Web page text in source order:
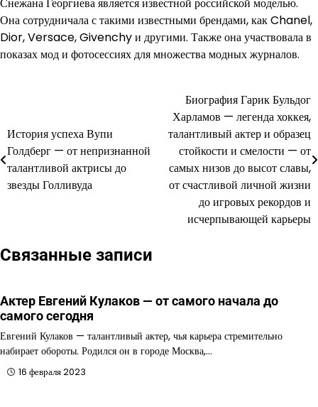
Снежана Георгиева является известной российской моделью.
Она сотрудничала с такими известными брендами, как Chanel,
Dior, Versace, Givenchy и другими. Также она участвовала в
показах мод и фотосессиях для множества модных журналов.
по
записям
История успеха Вупи
Голдберг — от непризнанной
талантливой актрисы до
звезды Голливуда
Биография Гарик Бульдог
Харламов — легенда хоккея,
талантливый актер и образец
стойкости и смелости — от
самых низов до высот славы,
от счастливой личной жизни
до игровых рекордов и
исчерпывающей карьеры
Связанные записи
Актер Евгений Кулаков — от самого начала до
самого сегодня
Евгений Кулаков — талантливый актер, чья карьера стремительно
набирает обороты. Родился он в городе Москва,…
16 февраля 2023